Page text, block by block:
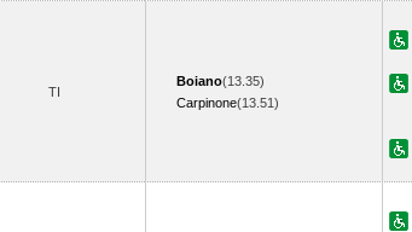
TI
Boiano(13.35)
Carpinone(13.51)